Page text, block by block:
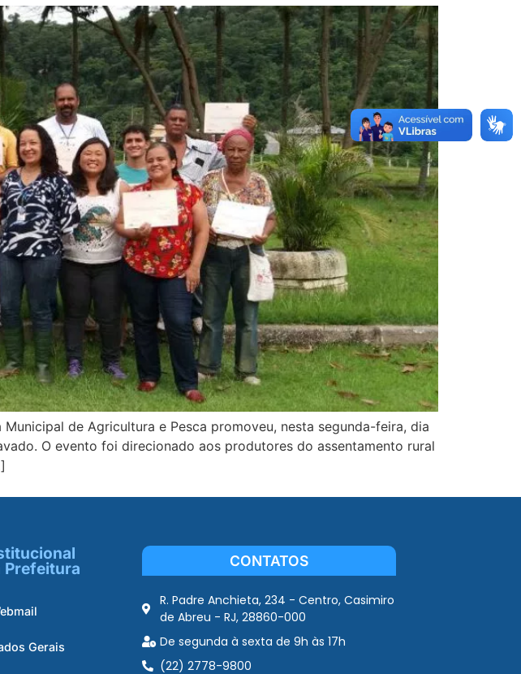
de Agricultura e Pesca promoveu, nesta segunda-feira, dia
O evento foi direcionado aos produtores do assentamento rural
Prefeitura
Gerais
CONTATOS
R. Padre Anchieta, 234 - Centro, Casimiro
de Abreu - RJ, 28860-000
De segunda à sexta de 9h às 17h
(22) 2778-9800